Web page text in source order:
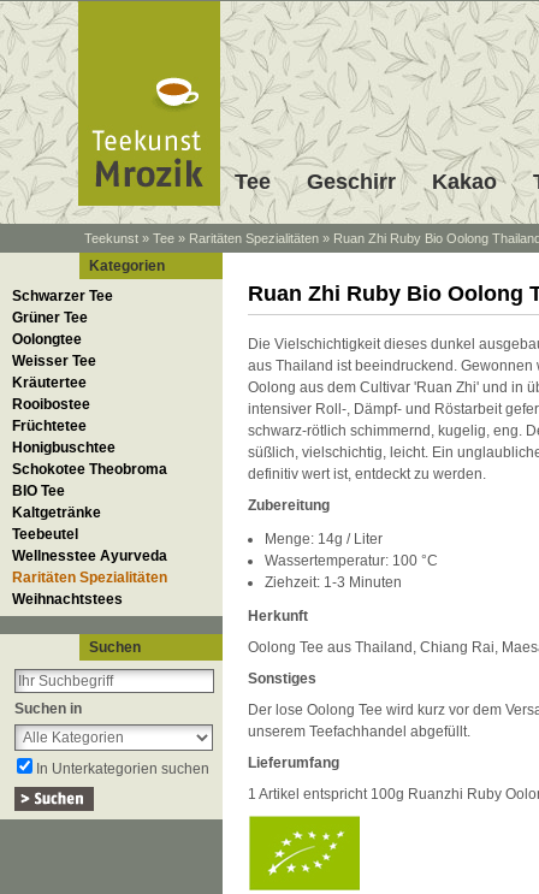
Tee Geschirr Kakao
Teekunst » Tee » Raritäten Spezialitäten » Ruan Zhi Ruby Bio Oolong
Kategorien
Schwarzer Tee
Grüner Tee
Oolongtee
Weisser Tee
Kräutertee
Rooibostee
Früchtetee
Honigbuschtee
Schokotee Theobroma
BIO Tee
Kaltgetränke
Teebeutel
Wellnesstee Ayurveda
Raritäten Spezialitäten
Weihnachtstees
Suchen
Suchen in
In Unterkategorien suchen
Ruan Zhi Ruby Bio Oolong
Die Vielschichtigkeit dieses dunkel
aus Thailand ist beeindruckend. Gewonnen
Oolong aus dem Cultivar 'Ruan Zhi' und in
intensiver Roll-, Dämpf- und Röstarbeit
schwarz-rötlich schimmernd, kugelig, eng.
süßlich, vielschichtig, leicht. Ein
definitiv wert ist, entdeckt zu werden.
Zubereitung
Menge: 14g / Liter
Wassertemperatur: 100 °C
Ziehzeit: 1-3 Minuten
Herkunft
Oolong Tee aus Thailand, Chiang Rai,
Sonstiges
Der lose Oolong Tee wird kurz vor dem
unserem Teefachhandel abgefüllt.
Lieferumfang
1 Artikel entspricht 100g Ruanzhi Ruby